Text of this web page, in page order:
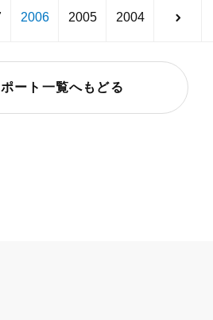
2006 2005 2004
ート一覧へもどる